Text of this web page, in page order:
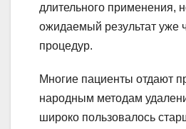
длительного применения,
ожидаемый результат уже
процедур.
Многие пациенты отдают
народным методам
широко пользовалось